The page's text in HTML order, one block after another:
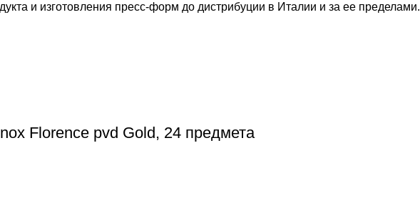
и изготовления пресс-форм до дистрибуции в Италии и за ее пределами.
Florence pvd Gold, 24 предмета